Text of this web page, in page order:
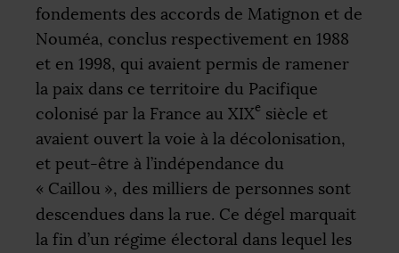
fondements des accords de Matignon et de
Nouméa, conclus respectivement en 1988
et en 1998, qui avaient permis de ramener
la paix dans ce territoire du Pacifique
colonisé par la France au XIXe siècle et
avaient ouvert la voie à la décolonisation,
et peut-être à l’indépendance du
« Caillou », des milliers de personnes sont
descendues dans la rue. Ce dégel marquait
la fin d’un régime électoral dans lequel les